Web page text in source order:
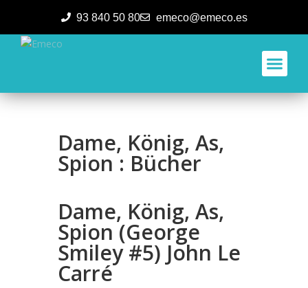
93 840 50 80 emeco@emeco.es
Dame, König, As,
Spion : Bücher
Dame, König, As,
Spion (George
Smiley #5) John Le
Carré